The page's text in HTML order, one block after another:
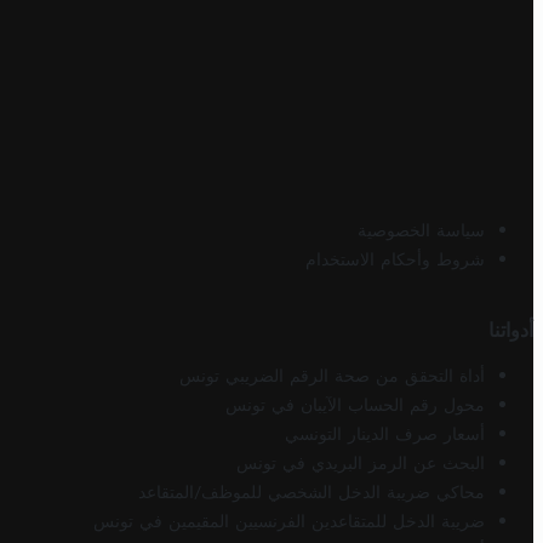
سياسة الخصوصية
شروط وأحكام الاستخدام
أدواتنا
أداة التحقق من صحة الرقم الضريبي تونس
محول رقم الحساب الآيبان في تونس
أسعار صرف الدينار التونسي
البحث عن الرمز البريدي في تونس
محاكي ضريبة الدخل الشخصي للموظف/المتقاعد
ضريبة الدخل للمتقاعدين الفرنسيين المقيمين في تونس